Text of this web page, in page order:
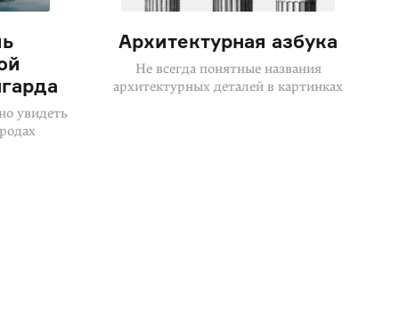
увидеть
Архитектурная азбука
Не всегда понятные названия
архитектурных деталей в картинках